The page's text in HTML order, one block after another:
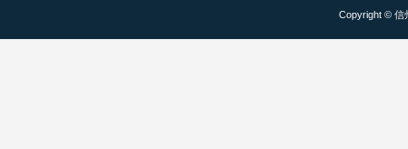
Copyright © 信